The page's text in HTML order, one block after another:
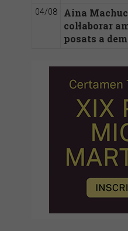
04/08
Aina
col·laborar
posats a